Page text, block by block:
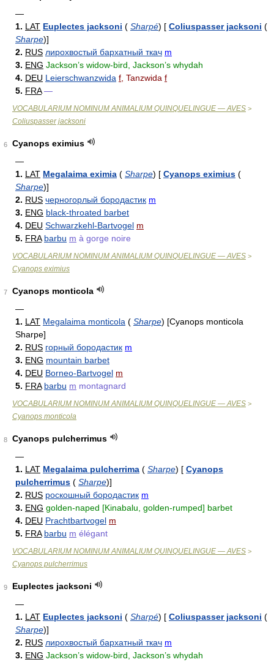
—
1. LAT Euplectes jacksoni ( Sharpé) [ Coliuspasser jacksoni (
Sharpe)]
2. RUS лирохвостый бархатный ткач m
3. ENG Jackson’s widow-bird, Jackson’s whydah
4. DEU Leierschwanzwida f , Tanzwida f
5. FRA —
VOCABULARIUM NOMINUM ANIMALIUM QUINQUELINGUE — AVES >
Coliuspasser jacksoni
6
Cyanops eximius
—
1. LAT Megalaima eximia ( Sharpe) [ Cyanops eximius (
Sharpe)]
2. RUS черногорлый бородастик m
3. ENG black-throated barbet
4. DEU Schwarzkehl-Bartvogel m
5. FRA barbu m à gorge noire
VOCABULARIUM NOMINUM ANIMALIUM QUINQUELINGUE — AVES >
Cyanops eximius
7
Cyanops monticola
—
1. LAT Megalaima monticola ( Sharpe) [Cyanops monticola
Sharpe]
2. RUS горный бородастик m
3. ENG mountain barbet
4. DEU Borneo-Bartvogel m
5. FRA barbu m montagnard
VOCABULARIUM NOMINUM ANIMALIUM QUINQUELINGUE — AVES >
Cyanops monticola
8
Cyanops pulcherrimus
—
1. LAT Megalaima pulcherrima ( Sharpe) [ Cyanops
pulcherrimus ( Sharpe)]
2. RUS роскошный бородастик m
3. ENG golden-naped [Kinabalu, golden-rumped] barbet
4. DEU Prachtbartvogel m
5. FRA barbu m élégant
VOCABULARIUM NOMINUM ANIMALIUM QUINQUELINGUE — AVES >
Cyanops pulcherrimus
9
Euplectes jacksoni
—
1. LAT Euplectes jacksoni ( Sharpé) [ Coliuspasser jacksoni (
Sharpe)]
2. RUS лирохвостый бархатный ткач m
3. ENG Jackson’s widow-bird, Jackson’s whydah